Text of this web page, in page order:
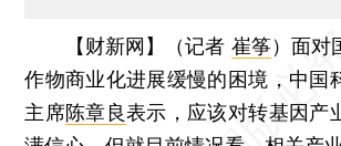
【财新网】（记者 崔筝） 面对
作物商业化进展缓慢的困境，中国
主席陈章良表示，应该对转基因产